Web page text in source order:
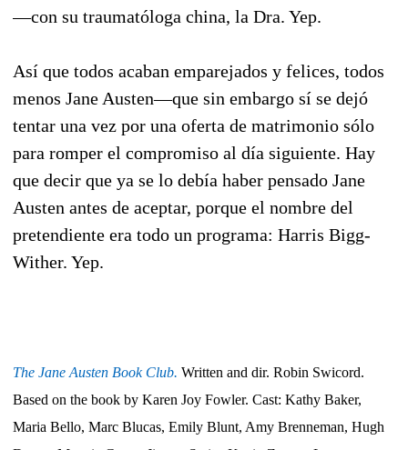
—con su traumatóloga china, la Dra. Yep.
Así que todos acaban emparejados y felices, todos
menos Jane Austen—que sin embargo sí se dejó
tentar una vez por una oferta de matrimonio sólo
para romper el compromiso al día siguiente. Hay
que decir que ya se lo debía haber pensado Jane
Austen antes de aceptar, porque el nombre del
pretendiente era todo un programa: Harris Bigg-
Wither. Yep.
The Jane Austen Book Club. Written and dir. Robin Swicord.
Based on the book by Karen Joy Fowler. Cast: Kathy Baker,
Maria Bello, Marc Blucas, Emily Blunt, Amy Brenneman, Hugh